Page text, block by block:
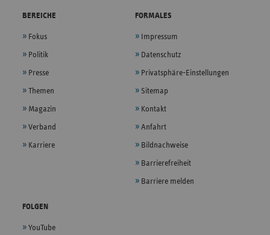
BEREICHE
Fokus
Politik
Presse
Themen
Magazin
Verband
Karriere
FORMALES
Impressum
Datenschutz
Privatsphäre-Einstellungen
Sitemap
Kontakt
Anfahrt
Bildnachweise
Barrierefreiheit
Barriere melden
FOLGEN
YouTube